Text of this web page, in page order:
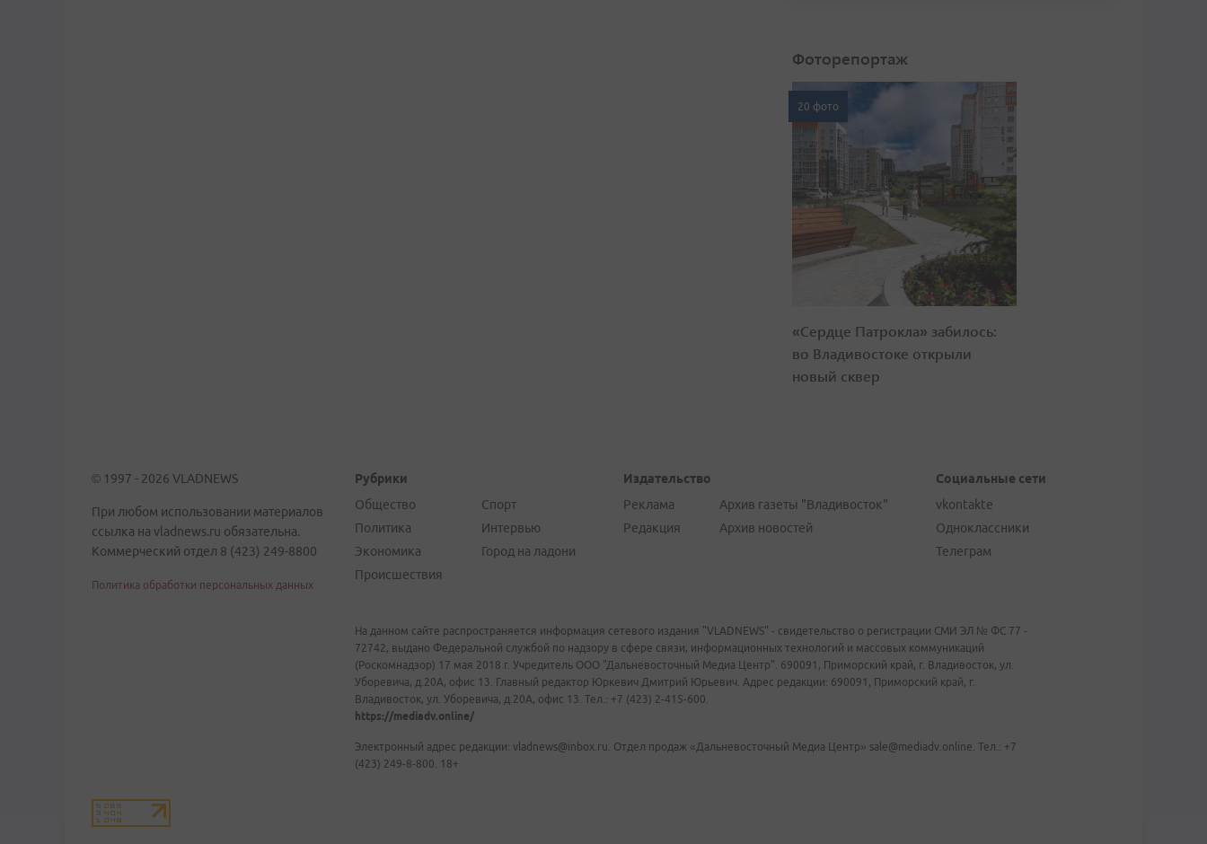
Фоторепортаж
20 фото
«Сердце Патрокла» забилось:
во Владивостоке открыли
новый сквер
© 1997 - 2026 VLADNEWS
При любом использовании материалов
ссылка на vladnews.ru обязательна.
Коммерческий отдел 8 (423) 249-8800
Политика обработки персональных данных
Рубрики
Общество
Политика
Экономика
Происшествия
Спорт
Интервью
Город на ладони
Издательство
Реклама
Редакция
Архив газеты "Владивосток"
Архив новостей
Социальные сети
vkontakte
Одноклассники
Телеграм
На данном сайте распространяется информация сетевого издания "VLADNEWS" - свидетельство о регистрации СМИ ЭЛ № ФС 77 -
72742, выдано Федеральной службой по надзору в сфере связи, информационных технологий и массовых коммуникаций
(Роскомнадзор) 17 мая 2018 г. Учредитель ООО "Дальневосточный Медиа Центр". 690091, Приморский край, г. Владивосток, ул.
Уборевича, д.20А, офис 13. Главный редактор Юркевич Дмитрий Юрьевич. Адрес редакции: 690091, Приморский край, г.
Владивосток, ул. Уборевича, д.20А, офис 13. Тел.: +7 (423) 2-415-600.
https://mediadv.online/
Электронный адрес редакции: vladnews@inbox.ru. Отдел продаж «Дальневосточный Медиа Центр» sale@mediadv.online. Тел.: +7
(423) 249-8-800. 18+